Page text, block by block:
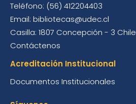
Teléfono: (56) 412204403
Email: bibliotecas@udec.cl
Casilla: 1807 Concepción - 3 Chile
Contáctenos
Acreditación Institucional
Documentos Institucionales